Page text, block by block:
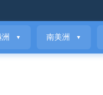
▼ 南美洲 ▼